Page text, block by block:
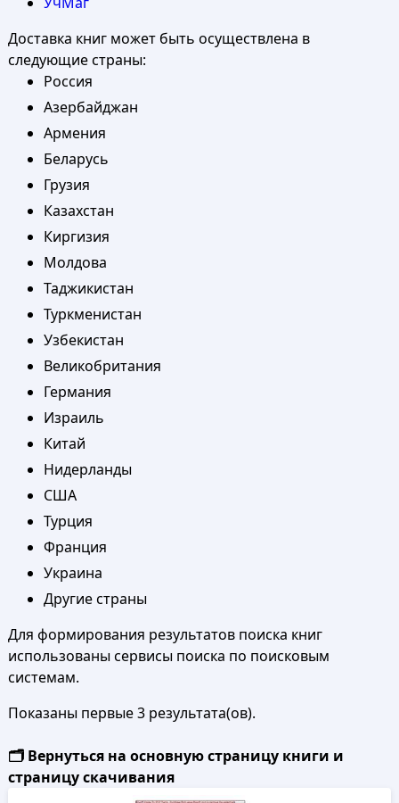
Доставка книг может быть осуществлена в
следующие страны:
Россия
Азербайджан
Армения
Беларусь
Грузия
Казахстан
Киргизия
Молдова
Таджикистан
Туркменистан
Узбекистан
Великобритания
Германия
Израиль
Китай
Нидерланды
США
Турция
Франция
Украина
Другие страны
Для формирования результатов поиска книг
использованы сервисы поиска по поисковым
системам.
Показаны первые 3 результата(ов).
🗂️ Вернуться на основную страницу книги и
страницу скачивания